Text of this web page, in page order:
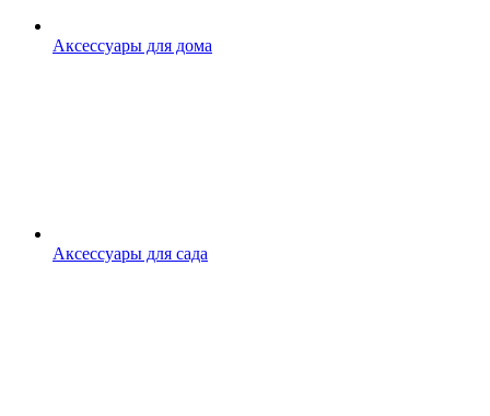
Аксессуары для дома
Аксессуары для сада